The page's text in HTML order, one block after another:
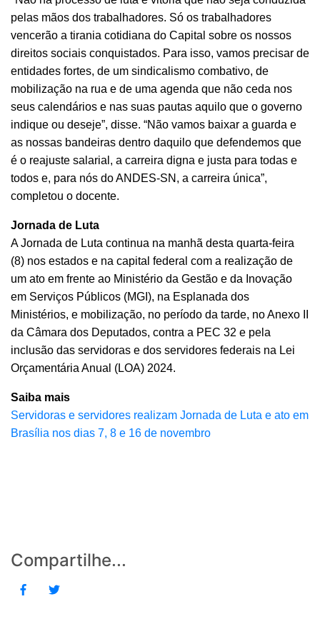
pelas mãos dos trabalhadores. Só os trabalhadores
vencerão a tirania cotidiana do Capital sobre os nossos
direitos sociais conquistados. Para isso, vamos precisar de
entidades fortes, de um sindicalismo combativo, de
mobilização na rua e de uma agenda que não ceda nos
seus calendários e nas suas pautas aquilo que o governo
indique ou deseje”, disse. “Não vamos baixar a guarda e
as nossas bandeiras dentro daquilo que defendemos que
é o reajuste salarial, a carreira digna e justa para todas e
todos e, para nós do ANDES-SN, a carreira única”,
completou o docente.
Jornada de Luta
A Jornada de Luta continua na manhã desta quarta-feira
(8) nos estados e na capital federal com a realização de
um ato em frente ao Ministério da Gestão e da Inovação
em Serviços Públicos (MGI), na Esplanada dos
Ministérios, e mobilização, no período da tarde, no Anexo II
da Câmara dos Deputados, contra a PEC 32 e pela
inclusão das servidoras e dos servidores federais na Lei
Orçamentária Anual (LOA) 2024.
Saiba mais
Servidoras e servidores realizam Jornada de Luta e ato em
Brasília nos dias 7, 8 e 16 de novembro
Compartilhe...